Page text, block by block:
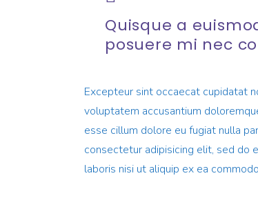
Quisque a
posuere mi nec
Excepteur sint occaecat cupidatat
voluptatem accusantium
esse cillum dolore eu fugiat nulla
consectetur adipisicing elit, sed do
laboris nisi ut aliquip ex ea